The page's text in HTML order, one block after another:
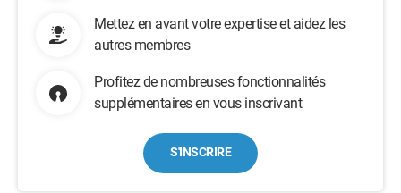
Mettez en avant votre expertise et aidez les
autres membres
Profitez de nombreuses fonctionnalités
supplémentaires en vous inscrivant
S'INSCRIRE